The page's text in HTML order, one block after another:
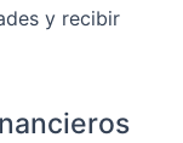
y recibir